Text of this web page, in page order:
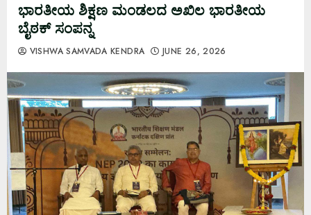
ಭಾರತೀಯ ಶಿಕ್ಷಣ ಮಂಡಲದ ಅಖಿಲ ಭಾರತೀಯ
ಬೈಠಕ್ ಸಂಪನ್ನ
VISHWA SAMVADA KENDRA JUNE 26, 2026